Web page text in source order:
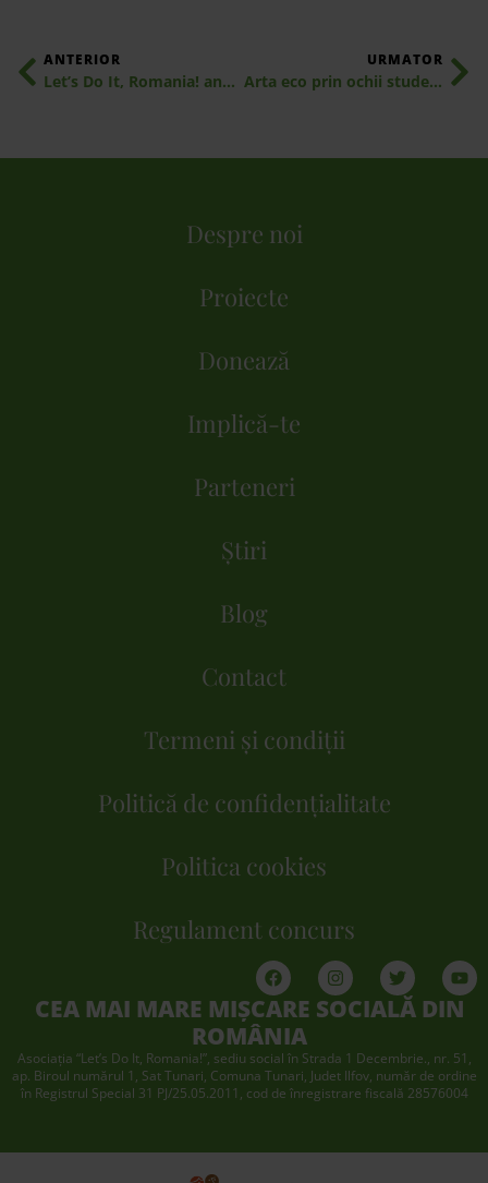
ANTERIOR
Let’s Do It, Romania! anunță Ziua de Curățenie Națională pe 19 septembrie, alături de 190 de țări din întreaga lume
URMATOR
Arta eco prin ochii studenților: 3 proiecte semifinaliste Trash Art de la Universitatea de Arte din Iași și semnificația lor
Despre noi
Proiecte
Donează
Implică-te
Parteneri
Știri
Blog
Contact
Termeni și condiții
Politică de confidențialitate
Politica cookies
Regulament concurs
CEA MAI MARE MIȘCARE SOCIALĂ DIN
ROMÂNIA
Asociaţia “Let’s Do It, Romania!”, sediu social în Strada 1 Decembrie., nr. 51,
ap. Biroul numărul 1, Sat Tunari, Comuna Tunari, Judet Ilfov, număr de ordine
în Registrul Special 31 PJ/25.05.2011, cod de înregistrare fiscală 28576004